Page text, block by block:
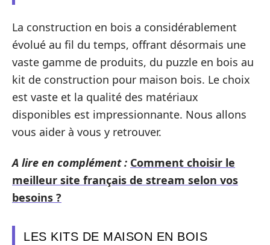
La construction en bois a considérablement
évolué au fil du temps, offrant désormais une
vaste gamme de produits, du puzzle en bois au
kit de construction pour maison bois. Le choix
est vaste et la qualité des matériaux
disponibles est impressionnante. Nous allons
vous aider à vous y retrouver.
A lire en complément : Comment choisir le
meilleur site français de stream selon vos
besoins ?
LES KITS DE MAISON EN BOIS